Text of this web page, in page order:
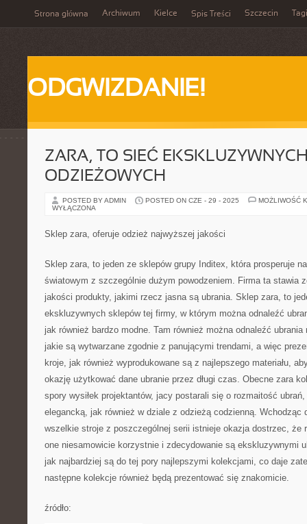
Strona główna Archiwum Kielce Spis Treści Szczecin Tagi
ODGWIZDANIE!
ZARA, TO SIEĆ
ODZIEŻOWYCH
POSTED BY ADMIN POSTED ON CZE - 29 - 2025
MOŻLIWOŚĆ
WYŁĄCZONA
Sklep zara, oferuje odzież najwyższej jakości
Sklep zara, to jeden ze sklepów grupy Inditex, która prosperuje
światowym z szczególnie dużym powodzeniem. Firma ta stawia
jakości produkty, jakimi rzecz jasna są ubrania. Sklep zara, to
ekskluzywnych sklepów tej firmy, w którym można odnaleźć
jak również bardzo modne. Tam również można odnaleźć
jakie są wytwarzane zgodnie z panującymi trendami, a więc
kroje, jak również wyprodukowane są z najlepszego materiału,
okazję użytkować dane ubranie przez długi czas. Obecne zara
spory wysiłek projektantów, jacy postarali się o rozmaitość
elegancką, jak również w dziale z odzieżą codzienną. Wchodząc
wszelkie stroje z poszczególnej serii istnieje okazja dostrzec, że
one niesamowicie korzystnie i zdecydowanie są ekskluzywnymi
jak najbardziej są do tej pory najlepszymi kolekcjami, co daje
następne kolekcje również będą prezentować się znakomicie.
źródło: